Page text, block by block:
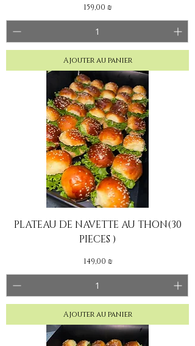
Prix
159,00 ₪
Ajouter au panier
PLATEAU DE NAVETTE AU THON(30
PIECES )
Prix
149,00 ₪
Ajouter au panier